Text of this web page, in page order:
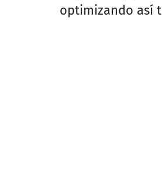
optimizando así